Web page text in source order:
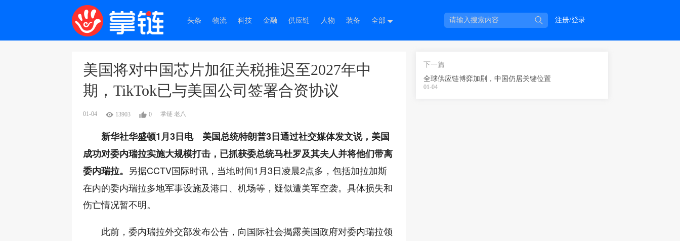
头条 物流 科技 金融 供应链 人物 装备 全部 注册/登录
美国将对中国芯片加征关税推迟至2027年中
期，TikTok已与美国公司签署合资协议
01-04 13903 0 掌链 老八
新华社华盛顿1月3日电 美国总统特朗普3日通过社交媒体发文说，美国
成功对委内瑞拉实施大规模打击，已抓获委总统马杜罗及其夫人并将他们带离
委内瑞拉。 另据CCTV国际时讯，当地时间1月3日凌晨2点多，包括加拉加斯
在内的委内瑞拉多地军事设施及港口、机场等，疑似遭美军空袭。具体损失和
伤亡情况暂不明。
此前，委内瑞拉外交部发布公告，向国际社会揭露美国政府对委内瑞拉领
下一篇
全球供应链博弈加剧，中国仍居关键位置
01-04